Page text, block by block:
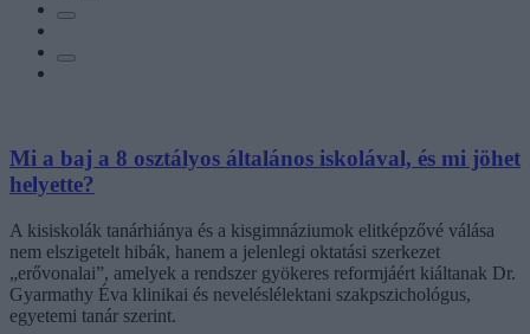
Mi a baj a 8 osztályos általános iskolával, és mi jöhet
helyette?
A kisiskolák tanárhiánya és a kisgimnáziumok elitképzővé válása
nem elszigetelt hibák, hanem a jelenlegi oktatási szerkezet
„erővonalai”, amelyek a rendszer gyökeres reformjáért kiáltanak Dr.
Gyarmathy Éva klinikai és neveléslélektani szakpszichológus,
egyetemi tanár szerint.